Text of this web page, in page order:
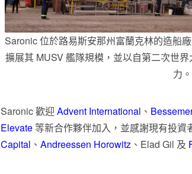
Saronic 位於路易斯安那州富蘭克林的造船
擴展其 MUSV 艦隊規模，並以自第二次世
力。
Saronic 歡迎 Advent International 、
Elevate等新合作夥伴加入，並感謝現有投資
Capital 、 Andreessen Horowitz、Elad Gil 及